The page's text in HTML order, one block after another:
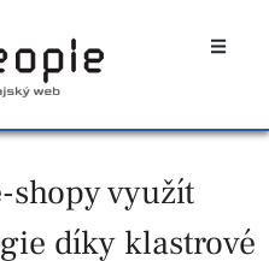
Open
shopy využít
díky klastrové